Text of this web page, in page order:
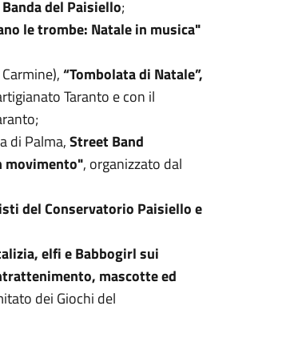
del Paisiello;
le trombe: Natale in musica"
“Tombolata di Natale”,
Taranto e con il
di Palma,Street Band
movimento", organizzato dal
del Conservatorio Paisiello e
elfi e Babbogirl sui
mascotte ed
dei Giochi del